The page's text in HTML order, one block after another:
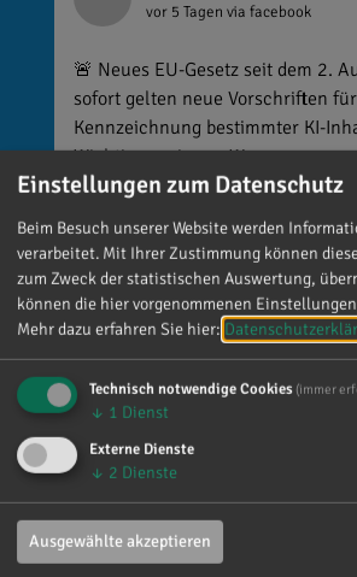
vor 5 Tagen via facebook
🚨 Neues EU-Gesetz seit dem 2.
sofort gelten neue Vorschriften
Kennzeichnung bestimmter KI-
Wichtig zu wissen: Wer
kennzeichnungspflichtige KI-Inhalte
veröffentlicht und diese nicht
kennzeichnet, riskiert Bußgelder
Millionen Euro. 📌 Was muss
werden? Unter anderem KI-
manipulierte Inhalte, die echte
oder Ereignisse täuschend echt
Deepfakes). 👥 Wer ist betroffen?
Vereine, Medien, Influencer und
die entsprechende Inhalte
private Nutzung ist grundsätzlich
ausgenommen. 🌐 Wo gilt das?
Inhalte veröffentlicht werden,
Social Media, Websites, Flyern
Einstellungen zum Datenschutz
Beim Besuch unserer Website werden
verarbeitet. Mit Ihrer Zustimmung können
zum Zweck der statistischen Auswertung,
können die hier vorgenommenen
Mehr dazu erfahren Sie hier:
Technisch notwendige Cookies (immer
↓ 1 Dienst
Externe Dienste
↓ 2 Dienste
Ausgewählte akzeptieren